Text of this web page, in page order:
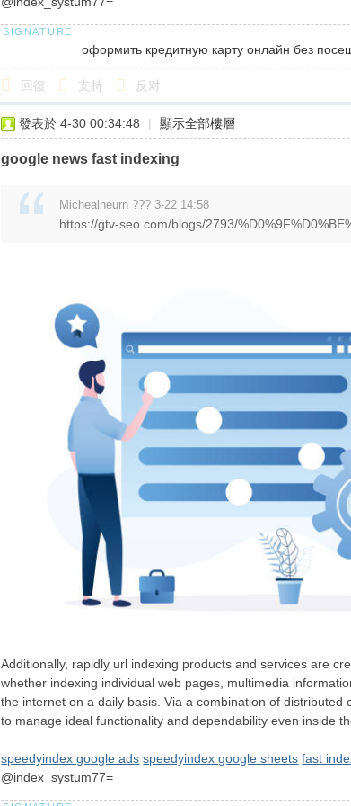
оформить кредитную карту онлайн без
回復 支持 反对
發表於 4-30 00:34:48 | 顯示全部樓層
google news fast indexing
Michealneurn ??? 3-22 14:58
https://gtv-seo.com/blogs/2793/
Additionally, rapidly url indexing products and services are
whether indexing individual web pages, multimedia
the internet on a daily basis. Via a combination of
to manage ideal functionality and dependability even inside
speedyindex google ads speedyindex google sheets fast
@index_systum77=